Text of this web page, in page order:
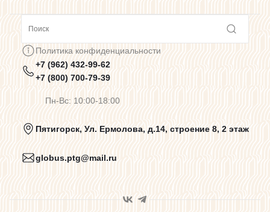
Предупреждения о цветопередаче
Политика конфиденциальности
Пользовательское соглашение
Политика конфиденциальности
+7 (962) 432-99-62
+7 (800) 700-79-39
Пн-Вс: 10:00-18:00
Пятигорск, Ул. Ермолова, д.14, строение 8, 2 этаж
globus.ptg@mail.ru